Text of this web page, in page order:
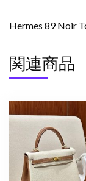
具
2412030
Hermes 89 Noir
関連商品